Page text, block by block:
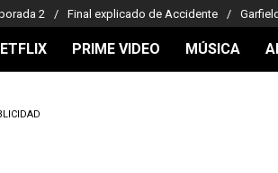
2 Final explicado de Accidente
PRIME VIDEO MÚSICA